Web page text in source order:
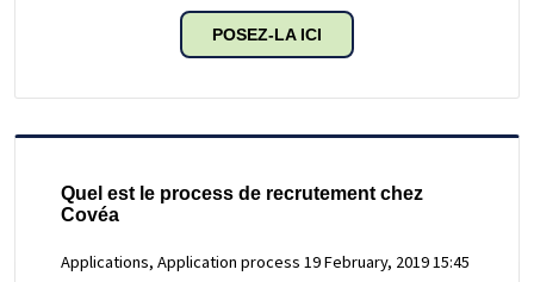
POSEZ-LA ICI
Quel est le process de recrutement chez
Covéa
Applications, Application process 19 February, 2019 15:45